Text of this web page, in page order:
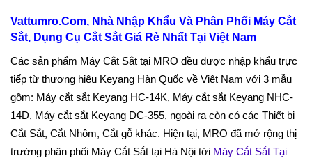
Vattumro.Com, Nhà Nhập Khẩu Và Phân Phối Máy Cắt
Sắt, Dụng Cụ Cắt Sắt Giá Rẻ Nhất Tại Việt Nam
Các sản phẩm Máy Cắt Sắt tại MRO đều được nhập khẩu trực
tiếp từ thương hiệu Keyang Hàn Quốc về Việt Nam với 3 mẫu
gồm: Máy cắt sắt Keyang HC-14K, Máy cắt sắt Keyang NHC-
14D, Máy cắt sắt Keyang DC-355, ngoài ra còn có các Thiết bị
Cắt Sắt, Cắt Nhôm, Cắt gỗ khác. Hiện tại, MRO đã mở rộng thị
trường phân phối Máy Cắt Sắt tại Hà Nội tới Máy Cắt Sắt Tại